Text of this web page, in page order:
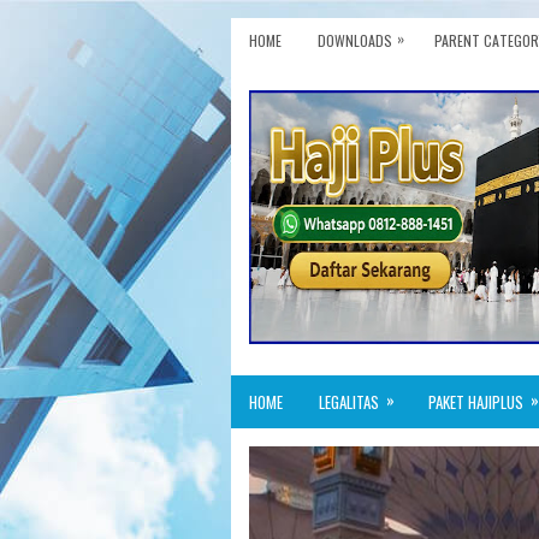
HOME DOWNLOADS » PARENT
HOME LEGALITAS » PAKET HAJIPLUS »